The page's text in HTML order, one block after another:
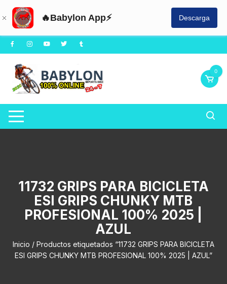
🔥Babylon App⚡ Descarga
Saltar
al
contenido
0
11732 GRIPS PARA BICICLETA
ESI GRIPS CHUNKY MTB
PROFESIONAL 100% 2025 |
AZUL
Inicio / Productos etiquetados “11732 GRIPS PARA BICICLETA
ESI GRIPS CHUNKY MTB PROFESIONAL 100% 2025 | AZUL”